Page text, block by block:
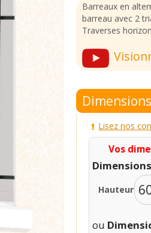
Barreaux en
barreau avec 2
Traverses
Lisez nos
Vos
Hauteur
ou